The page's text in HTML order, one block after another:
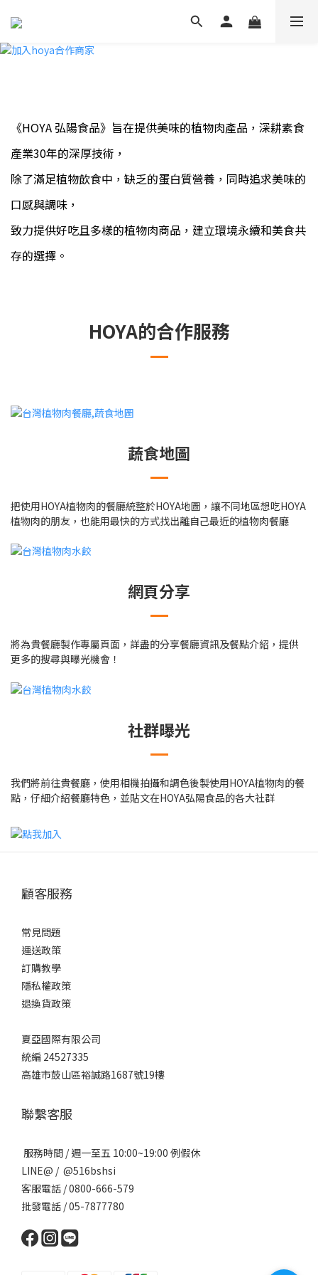
《HOYA 弘陽食品》旨在提供美味的植物肉產品，深耕素食
產業30年的深厚技術，
除了滿足植物飲食中，缺乏的蛋白質營養，同時追求美味的
口感與調味，
致力提供好吃且多樣的植物肉商品，建立環境永續和美食共
存的選擇。
HOYA的合作服務
蔬食地圖
把使用HOYA植物肉的餐廳統整於HOYA地圖，讓不同地區想吃HOYA
植物肉的朋友，也能用最快的方式找出離自己最近的植物肉餐廳
網頁分享
將為貴餐廳製作專屬頁面，詳盡的分享餐廳資訊及餐點介紹，提供
更多的搜尋與曝光機會！
社群曝光
我們將前往貴餐廳，使用相機拍攝和調色後製使用HOYA植物肉的餐
點，仔細介紹餐廳特色，並貼文在HOYA弘陽食品的各大社群
顧客服務
常見問題
運送政策
訂購教學
隱私權政策
退換貨政策
夏亞國際有限公司
統編 24527335
高雄市鼓山區裕誠路1687號19樓
聯繫客服
服務時間 / 週一至五 10:00~19:00 例假休
LINE@ / @516bshsi
客服電話 / 0800-666-579
批發電話 / 05-7877780